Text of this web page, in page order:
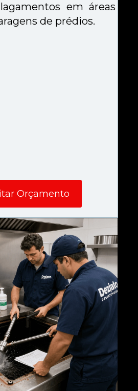
em áreas
de prédios.
Orçamento